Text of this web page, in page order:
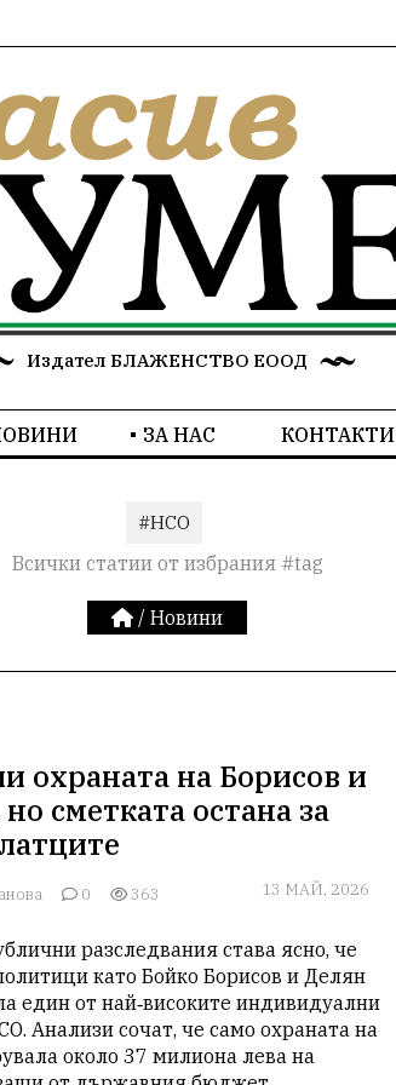
Издател БЛАЖЕНСТВО ЕООД
ЗА НАС КОНТАКТИ
#НСО
Всички статии от избрания #tag
/ Новини
охраната на Борисов и
сметката остана за
0 363 13 МАЙ, 2026
разследвания става ясно, че
като Бойко Борисов и Делян
един от най‑високите индивидуални
Анализи сочат, че само охраната на
около 37 милиона лева на